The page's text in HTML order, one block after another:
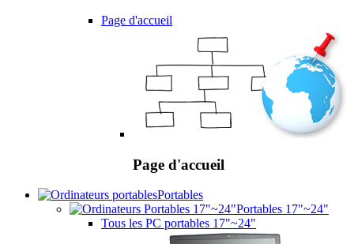
Page d'accueil
Page d'accueil
Portables
Portables 17"~24"
Tous les PC portables 17"~24"